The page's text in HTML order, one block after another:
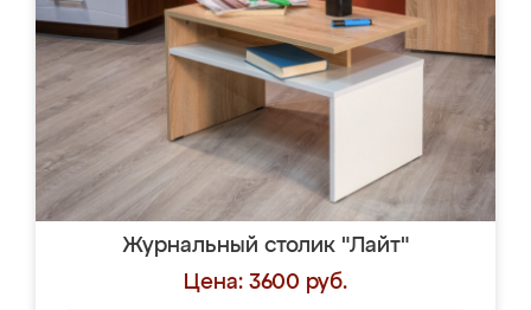
Журнальный столик "Лайт"
Цена: 3600 руб.